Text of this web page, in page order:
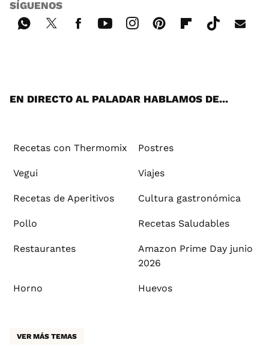
SÍGUENOS
EN DIRECTO AL PALADAR HABLAMOS DE...
Recetas con Thermomix Postres
Vegui Viajes
Recetas de Aperitivos Cultura gastronómica
Pollo Recetas Saludables
Restaurantes
Amazon Prime Day junio
2026
Horno Huevos
VER MÁS TEMAS